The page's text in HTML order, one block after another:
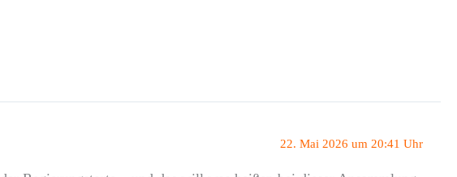
22. Mai 2026 um 20:41 Uhr